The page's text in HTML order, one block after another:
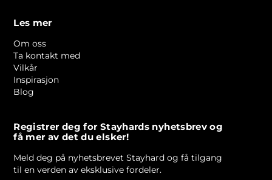
Les mer
Om oss
Ta kontakt med
Vilkår
Inspirasjon
Blog
Registrer deg for Stayhards nyhetsbrev og
få mer av det du elsker!
Meld deg på nyhetsbrevet Stayhard og få tilgang
til en verden av eksklusive fordeler.